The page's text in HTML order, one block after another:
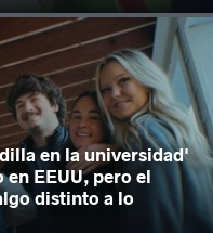
en la universidad'
EEUU, pero el
distinto a lo